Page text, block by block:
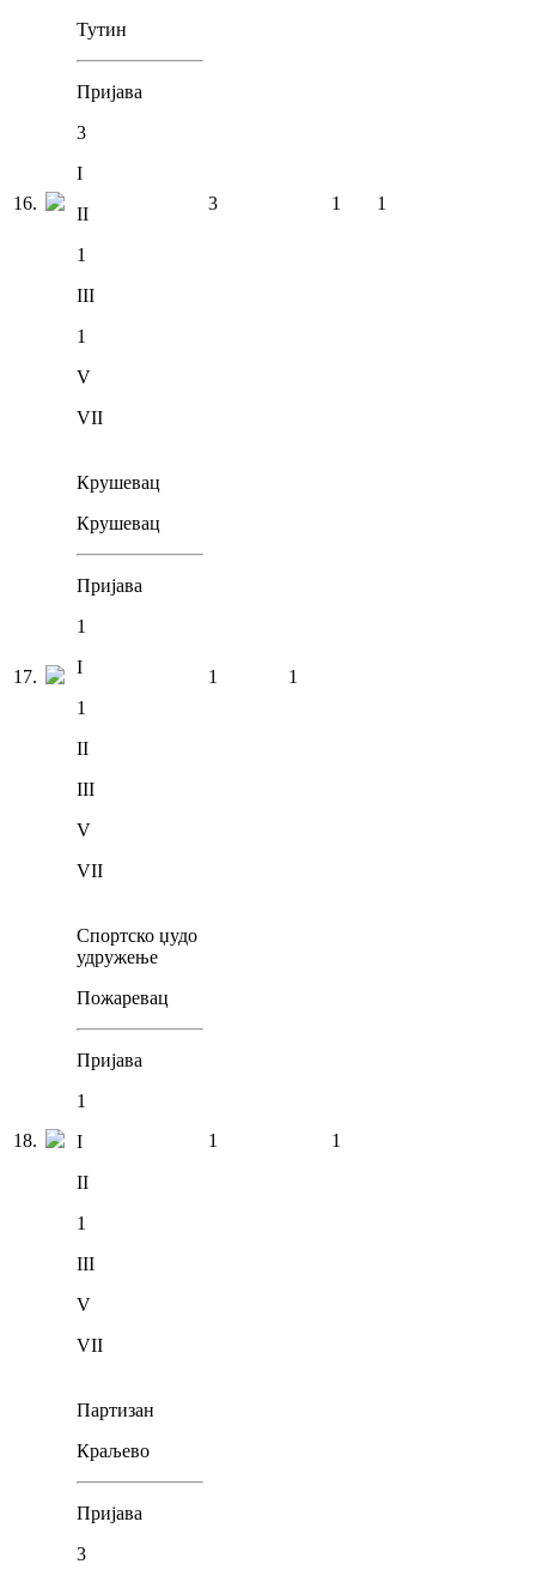
16.
Тутин
Пријава
3
I
II
1
III
1
V
VII
3 1 1
17.
Крушевац
Крушевац
Пријава
1
I
1
II
III
V
VII
1 1
18.
Спортско џудо
удружење
Пожаревац
Пријава
1
I
II
1
III
V
VII
1 1
Партизан
Краљево
Пријава
3